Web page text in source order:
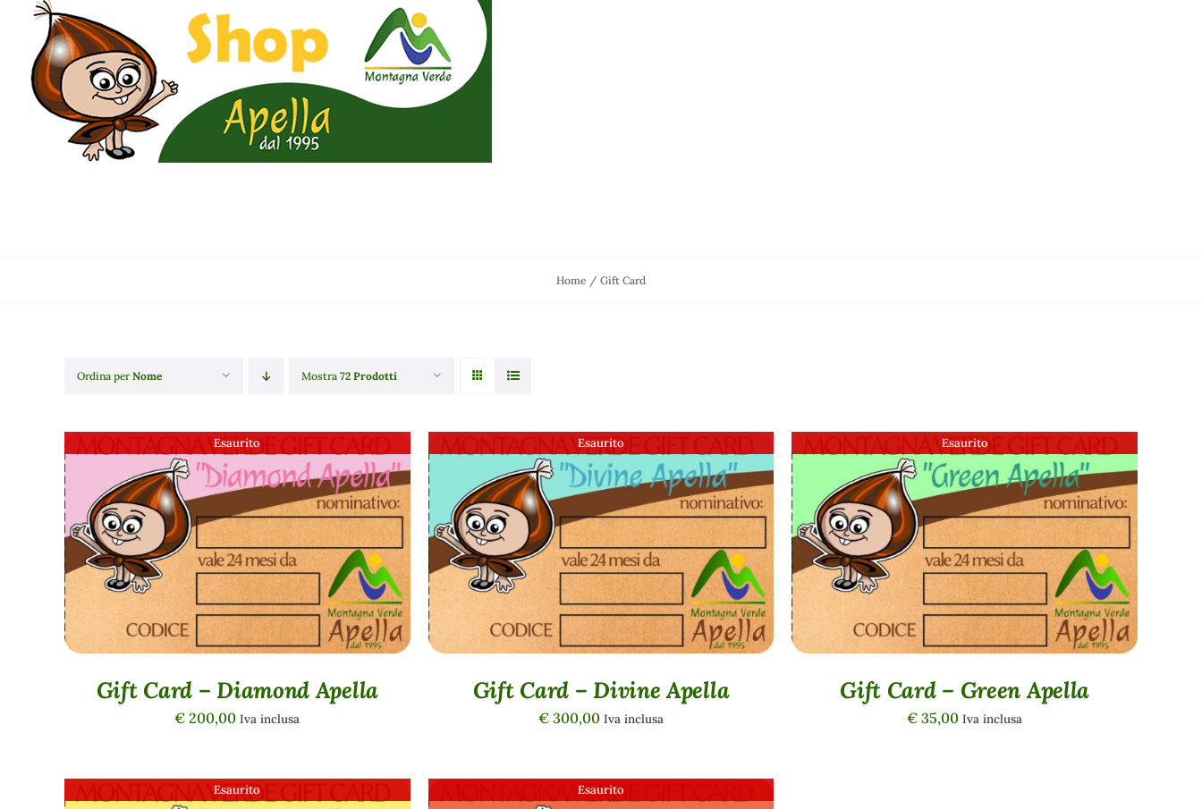
contenuto
Home Gift Card
Ordina perNome Mostra 72 Prodotti
Esaurito
QUICK VIEW
Gift Card – Diamond Apella
€ 200,00 Iva inclusa
Esaurito
QUICK VIEW
Gift Card – Divine Apella
€300,00 Iva inclusa
Esaurito
QUICK VIEW
Gift Card – Green Apella
€ 35,00 Iva inclusa
Esaurito Esaurito